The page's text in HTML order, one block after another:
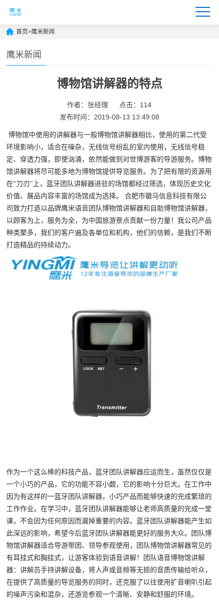
首页>鹰米新闻
鹰米新闻
博物馆讲解器的特点
作者：张经理
点击：114
发布时间：2019-08-13 13:49:08
博物馆中使用的讲解器与一般博物馆讲解器相比，使用的第二代受
环境影响小，适合在噪杂，无线信号纷乱的室内使用，无线信号稳
定、穿透力强，即使汹涌，依然能做到对世博游客的导游服务。博物
馆讲解器将尽可能多地为博物馆提供导览服务。为了把有限的资源用
在“刀刃”上，蓝牙团队讲解器进驻的场馆都经过筛选，体现历史文化
价值、展品内容丰富的场馆成为选择。合肥市徽马信息科技有限公
司致力打造以品牌鹰米语音团队博物馆讲解器和自助博物馆讲解器，
以顾客为上，服务为全，为中国旅游景点贡献一份力量！我公司产品
种类聚多，我们的客户遍及各单位和机构，他们的信赖，是我们不断
打造精品的持续动力。
作为一个这么棒的科技产品，蓝牙团队讲解器应运而生，虽然仅仅是
一个小巧的产品，它的功能不容小觑，它的影响十分巨大。在工作中
因为有这样的一蓝牙团队讲解器，小巧产品而能够快速的完成繁琐的
工作作业。在学习中，蓝牙团队讲解器能够让老师高质量的完成一堂
课，不会因为任何原因而漏掉重要的内容。蓝牙团队讲解器能产生如
此深远的影响，希望今后蓝牙团队讲解器能更好的服务大众。
团队博
物馆讲解器适合导游带团、领导参观使用，团队博物馆讲解器常见的
有耳挂式和胸挂式，让游客体验到语音讲解！团队语音博物馆讲解
器：讲解员手持讲解设备，将人声或音频等无损的音质传输给听众，
在提供了高质量的导览服务的同时，还克服了以往使用扩音喇叭引起
的噪声污染和混杂，还游览参观一个清晰、安静和舒服的环境。